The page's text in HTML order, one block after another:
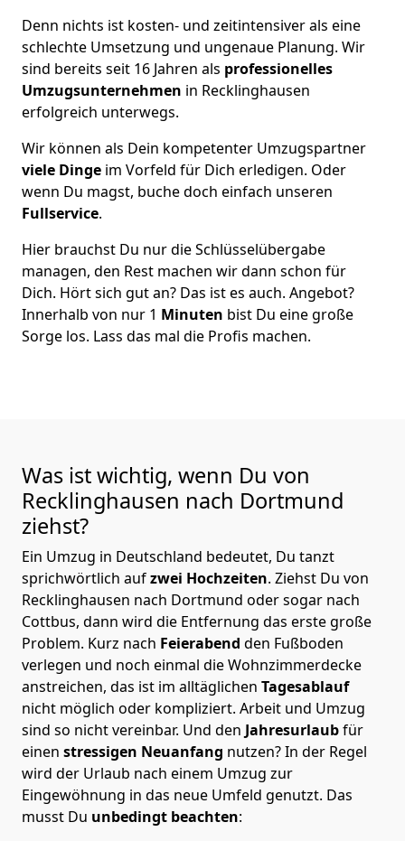
Denn nichts ist kosten- und zeitintensiver als eine
schlechte Umsetzung und ungenaue Planung. Wir
sind bereits seit 16 Jahren als professionelles
Umzugsunternehmen in Recklinghausen
erfolgreich unterwegs.
Wir können als Dein kompetenter Umzugspartner
viele Dinge im Vorfeld für Dich erledigen. Oder
wenn Du magst, buche doch einfach unseren
Fullservice.
Hier brauchst Du nur die Schlüsselübergabe
managen, den Rest machen wir dann schon für
Dich. Hört sich gut an? Das ist es auch. Angebot?
Innerhalb von nur 1 Minuten bist Du eine große
Sorge los. Lass das mal die Profis machen.
Was ist wichtig, wenn Du von
Recklinghausen nach Dortmund
ziehst?
Ein Umzug in Deutschland bedeutet, Du tanzt
sprichwörtlich aufzwei Hochzeiten. Ziehst Du von
Recklinghausen nach Dortmund oder sogar nach
Cottbus, dann wird die Entfernung das erste große
Problem. Kurz nach Feierabend den Fußboden
verlegen und noch einmal die Wohnzimmerdecke
anstreichen, das ist im alltäglichen Tagesablauf
nicht möglich oder kompliziert. Arbeit und Umzug
sind so nicht vereinbar. Und den Jahresurlaubfür
einen stressigen Neuanfang nutzen? In der Regel
wird der Urlaub nach einem Umzug zur
Eingewöhnung in das neue Umfeld genutzt. Das
musst Du unbedingt beachten: